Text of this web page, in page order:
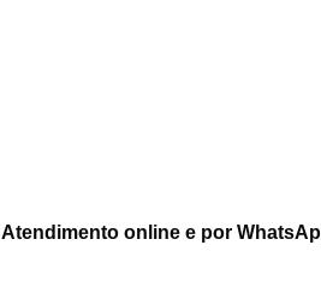
Atendimento online e por